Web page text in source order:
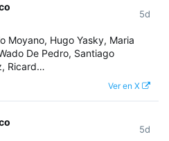
5d
Moyano, Hugo Yasky, Maria
De Pedro, Santiago
Ricard…
Ver en X
5d